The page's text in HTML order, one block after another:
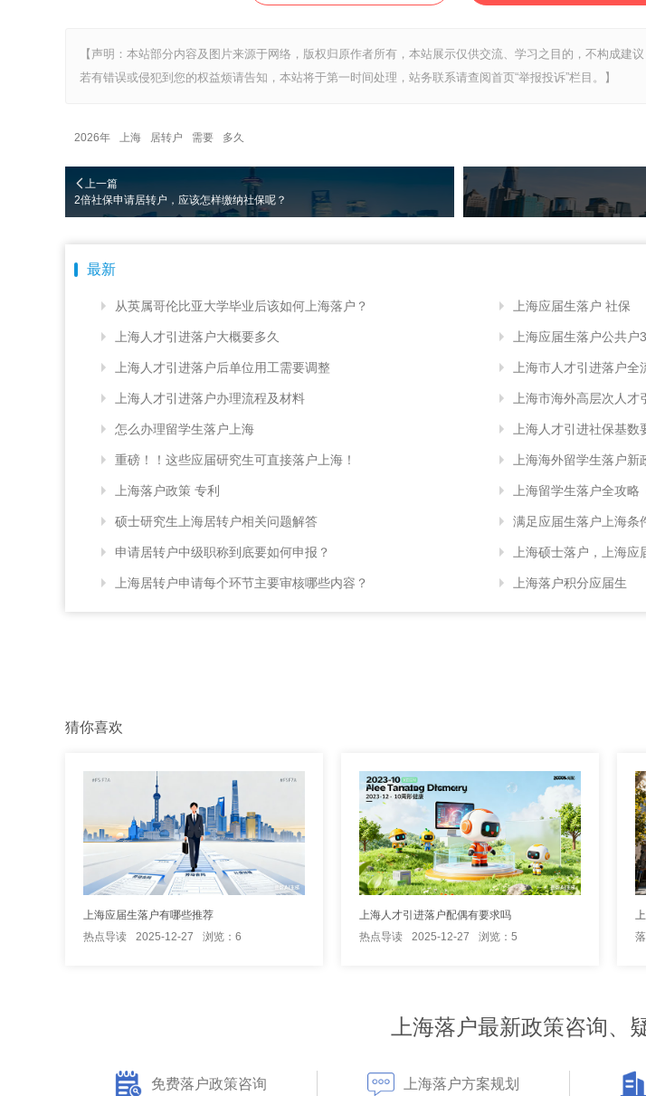
【声明：本站部分内容及图片来源于网络，版权归原作者所有，本站展示仅供交流、学习之目的，不构成建
若有错误或侵犯到您的权益烦请告知，本站将于第一时间处理，站务联系请查阅首页“举报投诉”栏目。】
2026年 上海 居转户 需要 多久
上一篇
2倍社保申请居转户，应该怎样缴纳社保呢？
最新
从英属哥伦比亚大学毕业后该如何上海落户？
上海人才引进落户大概要多久
上海人才引进落户后单位用工需要调整
上海人才引进落户办理流程及材料
怎么办理留学生落户上海
重磅！！这些应届研究生可直接落户上海！
上海落户政策 专利
硕士研究生上海居转户相关问题解答
申请居转户中级职称到底要如何申报？
上海居转户申请每个环节主要审核哪些内容？
上海应届生落户 社保
上海应届生落户公共户
上海市人才引进落户全
上海市海外高层次人才
上海人才引进社保基数
上海海外留学生落户新
上海留学生落户全攻略
满足应届生落户上海条
上海硕士落户，上海
上海落户积分应届生
猜你喜欢
上海应届生落户有哪些推荐
热点导读
2025-12-27 浏览：6
上海人才引进落户配偶有要求吗
热点导读
2025-12-27 浏览：5
上海落户最新政策咨询、
免费落户政策咨询 上海落户方案规划